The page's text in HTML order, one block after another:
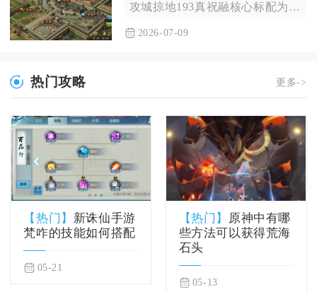
攻城掠地193真祝融核心标配为极烛龙套装，战车搭配喷火车，御...
2026-07-09
热门攻略 更多->
【热门】 新诛仙手游
梵咋的技能如何搭配
05-21
【热门】
原神中有哪
些方法可以获得荒海
石头
05-13